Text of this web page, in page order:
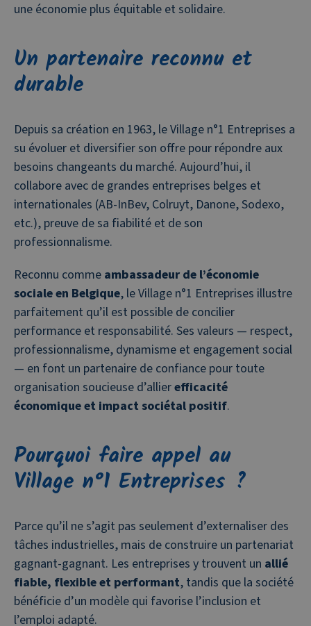
une économie plus équitable et solidaire.
Un partenaire reconnu et
durable
Depuis sa création en 1963, le Village n°1 Entreprises a
su évoluer et diversifier son offre pour répondre aux
besoins changeants du marché. Aujourd’hui, il
collabore avec de grandes entreprises belges et
internationales (AB-InBev, Colruyt, Danone, Sodexo,
etc.), preuve de sa fiabilité et de son
professionnalisme.
Reconnu comme ambassadeur de l’économie
sociale en Belgique, le Village n°1 Entreprises illustre
parfaitement qu’il est possible de concilier
performance et responsabilité. Ses valeurs — respect,
professionnalisme, dynamisme et engagement social
— en font un partenaire de confiance pour toute
organisation soucieuse d’allierefficacité
économique et impact sociétal positif.
Pourquoi faire appel au
Village n°1 Entreprises ?
Parce qu’il ne s’agit pas seulement d’externaliser des
tâches industrielles, mais de construire un partenariat
gagnant-gagnant. Les entreprises y trouvent un allié
fiable, flexible et performant, tandis que la société
bénéficie d’un modèle qui favorise l’inclusion et
l’emploi adapté.